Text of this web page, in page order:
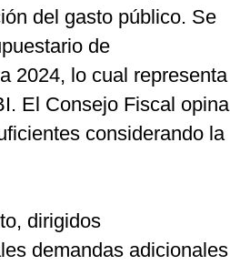
del gasto público. Se
de
2024, lo cual representa
El Consejo Fiscal opina
considerando la
dirigidos
demandas adicionales